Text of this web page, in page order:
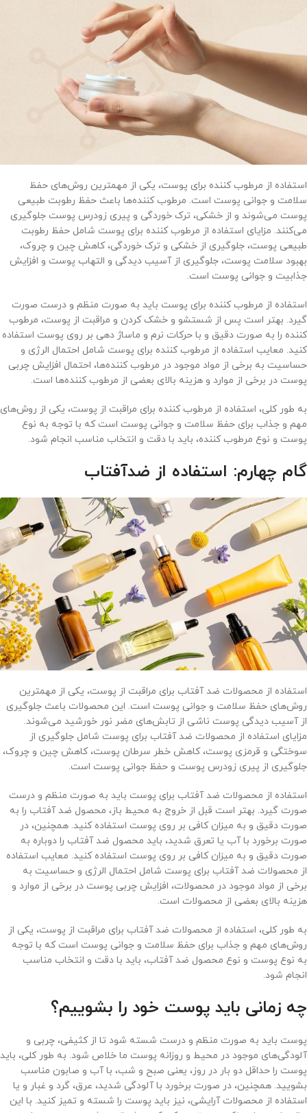
استفاده از مرطوب کننده برای پوست، یکی از مهمترین روش‌های حفظ
سلامت و جوانی پوست است. مرطوب کننده‌ها باعث حفظ رطوبت طبیعی
پوست می‌شوند و از خشکی، ترک خوردگی و پیری زودرس پوست جلوگیری
می‌کنند. مزایای استفاده از مرطوب کننده برای پوست شامل حفظ رطوبت
طبیعی پوست، جلوگیری از خشکی و ترک خوردگی، کاهش چین و چروک،
بهبود سلامت پوست، جلوگیری از آسیب دیدگی و التهاب پوست و افزایش
جذابیت و جوانی پوست است.
استفاده از مرطوب کننده برای پوست باید به صورت منظم و درست صورت
گیرد. بهتر است پس از شستشو و خشک کردن و مراقبت از پوست، مرطوب
کننده را به صورت دقیق و با حرکات نرم و ماساژ دهی بر روی پوست استفاده
کنید. معایب استفاده از مرطوب کننده برای پوست شامل احتمال الرژی و
حساسیت به برخی از مواد موجود در مرطوب کننده‌ها، احتمال افزایش چربی
پوست در برخی از موارد و هزینه بالای بعضی از مرطوب کننده‌ها است.
به طور کلی، استفاده از مرطوب کننده برای مراقبت از پوست، یکی از روش‌های
مهم و جذاب برای حفظ سلامت و جوانی پوست است که با توجه به نوع
پوست و نوع مرطوب کننده، باید با دقت و انتخاب مناسب انجام شود.
گام چهارم: استفاده از ضدآفتاب
استفاده از محصولات ضد آفتاب برای مراقبت از پوست، یکی از مهمترین
روش‌های حفظ سلامت و جوانی پوست است. این محصولات باعث جلوگیری
از آسیب دیدگی پوست ناشی از تابش‌های مضر نور خورشید می‌شوند.
مزایای استفاده از محصولات ضد آفتاب برای پوست شامل جلوگیری از
سوختگی و قرمزی پوست، کاهش خطر سرطان پوست، کاهش چین و چروک،
جلوگیری از پیری زودرس پوست و حفظ جوانی پوست است.
استفاده از محصولات ضد آفتاب برای پوست باید به صورت منظم و درست
صورت گیرد. بهتر است قبل از خروج به محیط باز، محصول ضد آفتاب را به
صورت دقیق و به میزان کافی بر روی پوست استفاده کنید. همچنین، در
صورت برخورد با آب یا تعرق شدید، باید محصول ضد آفتاب را دوباره به
صورت دقیق و به میزان کافی بر روی پوست استفاده کنید. معایب استفاده
از محصولات ضد آفتاب برای پوست شامل احتمال الرژی و حساسیت به
برخی از مواد موجود در محصولات، افزایش چربی پوست در برخی از موارد و
هزینه بالای بعضی از محصولات است.
به طور کلی، استفاده از محصولات ضد آفتاب برای مراقبت از پوست، یکی از
روش‌های مهم و جذاب برای حفظ سلامت و جوانی پوست است که با توجه
به نوع پوست و نوع محصول ضد آفتاب، باید با دقت و انتخاب مناسب
انجام شود.
چه زمانی باید پوست خود را بشوییم؟
پوست باید به صورت منظم و درست شسته شود تا از کثیفی، چربی و
آلودگی‌های موجود در محیط و روزانه پوست ما خلاص شود. به طور کلی، باید
پوست را حداقل دو بار در روز، یعنی صبح و شب، با آب و صابون مناسب
بشویید. همچنین، در صورت برخورد با آلودگی شدید، عرق، گرد و غبار و یا
استفاده از محصولات آرایشی، نیز باید پوست را شسته و تمیز کنید. با این